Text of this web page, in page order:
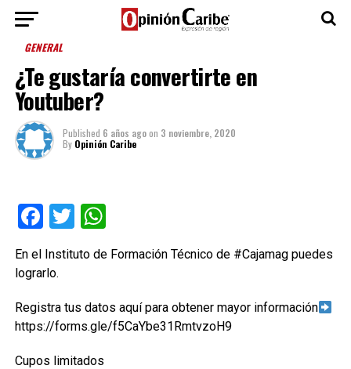
GENERAL
¿Te gustaría convertirte en
Youtuber?
Published 6 años agoon 3 noviembre, 2020
By Opinión Caribe
Facebook
TwitterWhatsApp
En el Instituto de Formación Técnico de #Cajamag puedes
lograrlo.
Registra tus datos aquí para obtener mayor información
https://forms.gle/f5CaYbe31RmtvzoH9
Cupos limitados